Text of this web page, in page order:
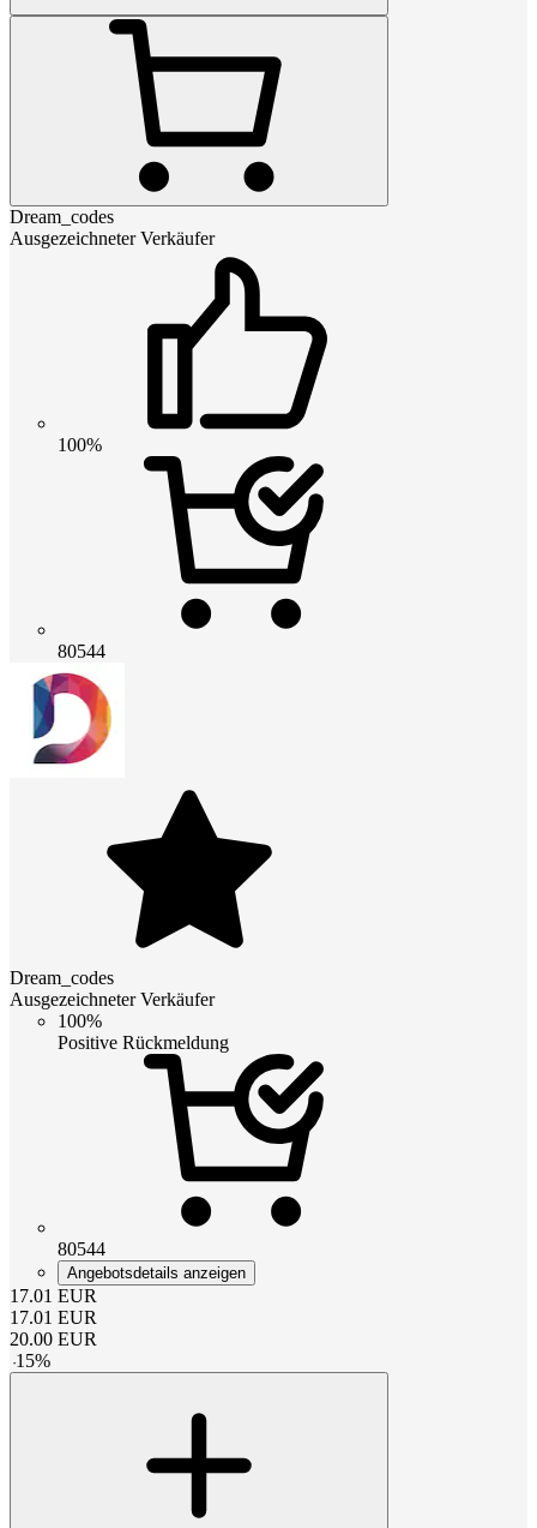
Dream_codes
Ausgezeichneter Verkäufer
100%
80544
Dream_codes
Ausgezeichneter Verkäufer
100%
Positive Rückmeldung
80544
Angebotsdetails anzeigen
17.01 EUR
17.01 EUR
20.00 EUR
-15%